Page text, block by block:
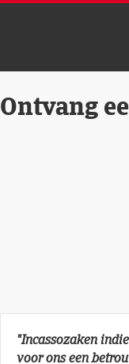
Ontvang
"Incassozaken
voor ons een